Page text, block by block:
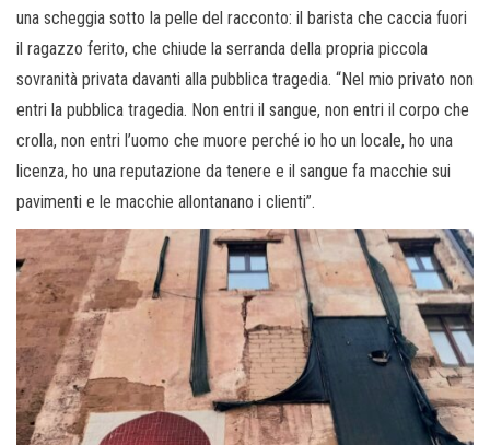
una scheggia sotto la pelle del racconto: il barista che caccia fuori
il ragazzo ferito, che chiude la serranda della propria piccola
sovranità privata davanti alla pubblica tragedia. “Nel mio privato non
entri la pubblica tragedia. Non entri il sangue, non entri il corpo che
crolla, non entri l’uomo che muore perché io ho un locale, ho una
licenza, ho una reputazione da tenere e il sangue fa macchie sui
pavimenti e le macchie allontanano i clienti”.